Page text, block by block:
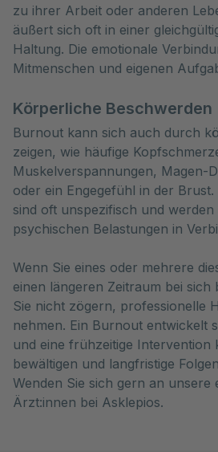
zu ihrer Arbeit oder anderen
äußert sich oft in einer
Haltung. Die emotionale
Mitmenschen und eigenen
Körperliche Beschwerden
Burnout kann sich auch durch
zeigen, wie häufige
Muskelverspannungen, Magen-
oder ein Engegefühl in der
sind oft unspezifisch und
psychischen Belastungen in
Wenn Sie eines oder mehrere
einen längeren Zeitraum bei sich
Sie nicht zögern, professionelle
nehmen. Ein Burnout entwickelt
und eine frühzeitige Intervention
bewältigen und langfristige
Wenden Sie sich gern an unsere
Ärzt:innen bei Asklepios.